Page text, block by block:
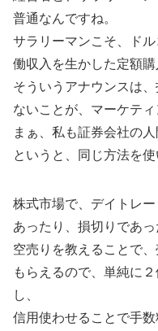
普通なんですね。
サラリーマンこそ、ド
働収入を生かした定額購
そういうアナウンスは
ないことが、マーケテ
まぁ、私も証券会社の
というと、同じ方法を使
株式市場で、デイトレ
あったり、損切りであっ
空売りを教えることで
もらえるので、単純に
し、
信用使わせることで手